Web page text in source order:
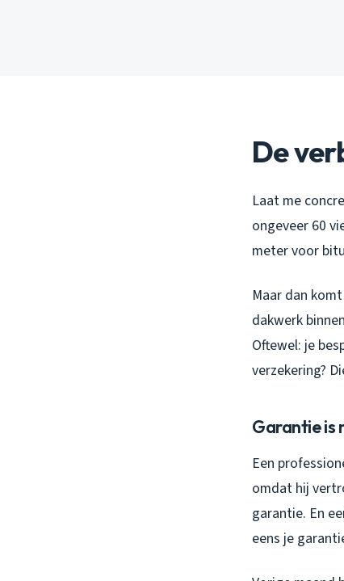
De
Laat me
ongeveer 60
meter voor
Maar dan
dakwerk
Oftewel: je
verzekering?
Garantie is
Een
omdat hij
garantie. En
eens je